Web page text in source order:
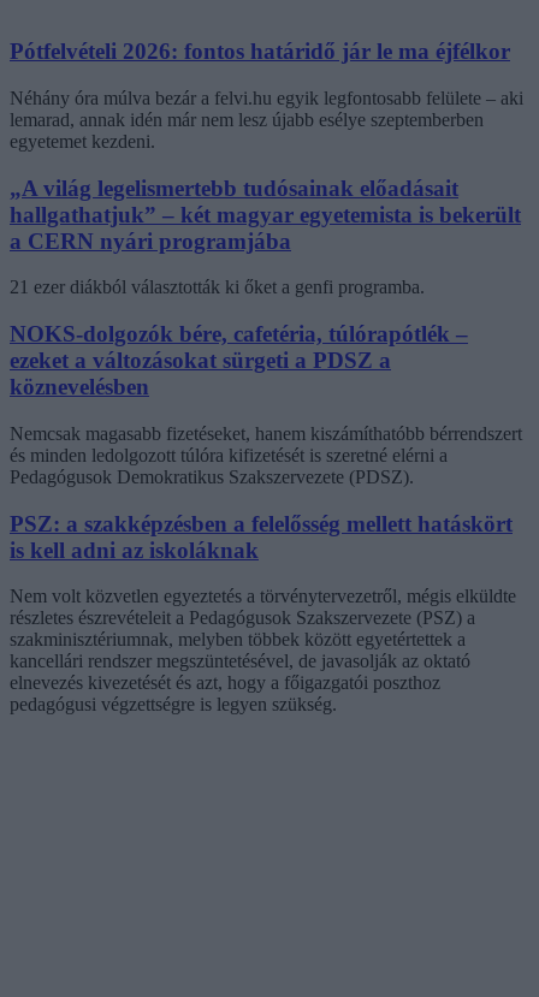
Pótfelvételi 2026: fontos határidő jár le ma éjfélkor
Néhány óra múlva bezár a felvi.hu egyik legfontosabb felülete – aki
lemarad, annak idén már nem lesz újabb esélye szeptemberben
egyetemet kezdeni.
„A világ legelismertebb tudósainak előadásait
hallgathatjuk” – két magyar egyetemista is bekerült
a CERN nyári programjába
21 ezer diákból választották ki őket a genfi programba.
NOKS-dolgozók bére, cafetéria, túlórapótlék –
ezeket a változásokat sürgeti a PDSZ a
köznevelésben
Nemcsak magasabb fizetéseket, hanem kiszámíthatóbb bérrendszert
és minden ledolgozott túlóra kifizetését is szeretné elérni a
Pedagógusok Demokratikus Szakszervezete (PDSZ).
PSZ: a szakképzésben a felelősség mellett hatáskört
is kell adni az iskoláknak
Nem volt közvetlen egyeztetés a törvénytervezetről, mégis elküldte
részletes észrevételeit a Pedagógusok Szakszervezete (PSZ) a
szakminisztériumnak, melyben többek között egyetértettek a
kancellári rendszer megszüntetésével, de javasolják az oktató
elnevezés kivezetését és azt, hogy a főigazgatói poszthoz
pedagógusi végzettségre is legyen szükség.